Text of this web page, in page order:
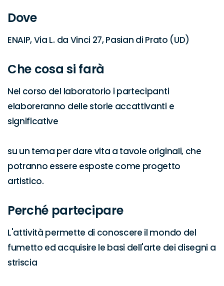
Dove
ENAIP, Via L. da Vinci 27, Pasian di Prato (UD)
Che cosa si farà
Nel corso del laboratorio i partecipanti
elaboreranno delle storie accattivanti e
significative
su un tema per dare vita a tavole originali, che
potranno essere esposte come progetto
artistico.
Perché partecipare
L'attività permette di conoscere il mondo del
fumetto ed acquisire le basi dell'arte dei disegni a
striscia